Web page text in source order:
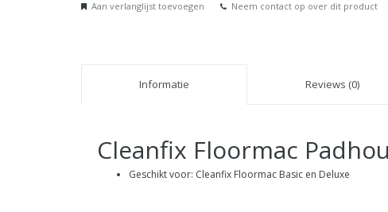
Aan verlanglijst toevoegen Neem contact op over dit product
Informatie Reviews (0)
Cleanfix Floormac
Geschikt voor: Cleanfix Floormac Basic en Deluxe